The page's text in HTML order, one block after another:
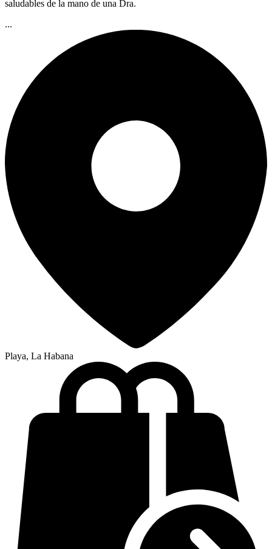
saludables de la mano de una Dra.
...
Playa, La Habana